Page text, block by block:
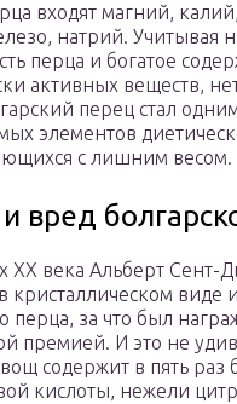
входят магний,
натрий. Учитывая
перца и богатое
активных веществ,
перец стал
элементов
с лишним весом.
вред
XX века Альберт Сент-
кристаллическом виде
перца, за что был
премией. И это не
содержит в пять раз
кислоты, нежели